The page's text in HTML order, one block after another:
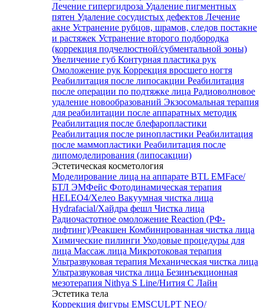
Лечение гипергидроза Удаление пигментных
пятен Удаление сосудистых дефектов Лечение
акне Устранение рубцов, шрамов, следов постакне
и растяжек Устранение второго подбородка
(коррекция подчелюстной/субментальной зоны)
Увеличение губ Контурная пластика рук
Омоложение рук Коррекция вросшего ногтя
Реабилитация после липосакции Реабилитация
после операции по подтяжке лица Радиоволновое
удаление новообразований Экзосомальная терапия
для реабилитации после аппаратных методик
Реабилитация после блефаропластики
Реабилитация после ринопластики Реабилитация
после маммопластики Реабилитация после
липомоделирования (липосакции)
Эстетическая косметология
Моделирование лица на аппарате BTL EMFace/
БТЛ ЭМФейс Фотодинамическая терапия
HELEO4/Хелео Вакуумная чистка лица
Hydrafacial/Хайдра фешл Чистка лица
Радиочастотное омоложение Reaction (РФ-
лифтинг)/Реакшен Комбинированная чистка лица
Химические пилинги Уходовые процедуры для
лица Массаж лица Микротоковая терапия
Ультразвуковая терапия Механическая чистка лица
Ультразвуковая чистка лица Безинъекционная
мезотерапия Nithya S Line/Нития С Лайн
Эстетика тела
Коррекция фигуры EMSCULPT NEO/